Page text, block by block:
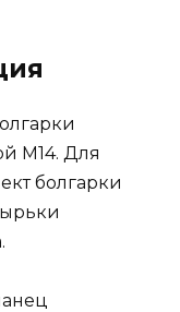
М14. Для
болгарки